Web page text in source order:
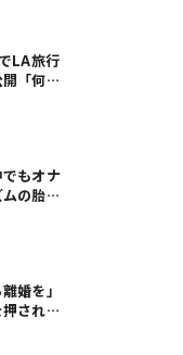
LA旅行
「何が
もオナ
の胎児
婚を」
され、